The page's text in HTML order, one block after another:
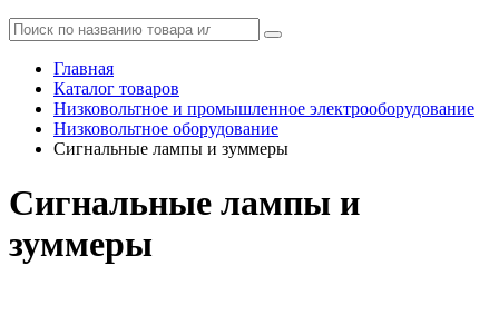
Главная
Каталог товаров
Низковольтное и промышленное электрооборудование
Низковольтное оборудование
Сигнальные лампы и зуммеры
Сигнальные лампы и
зуммеры